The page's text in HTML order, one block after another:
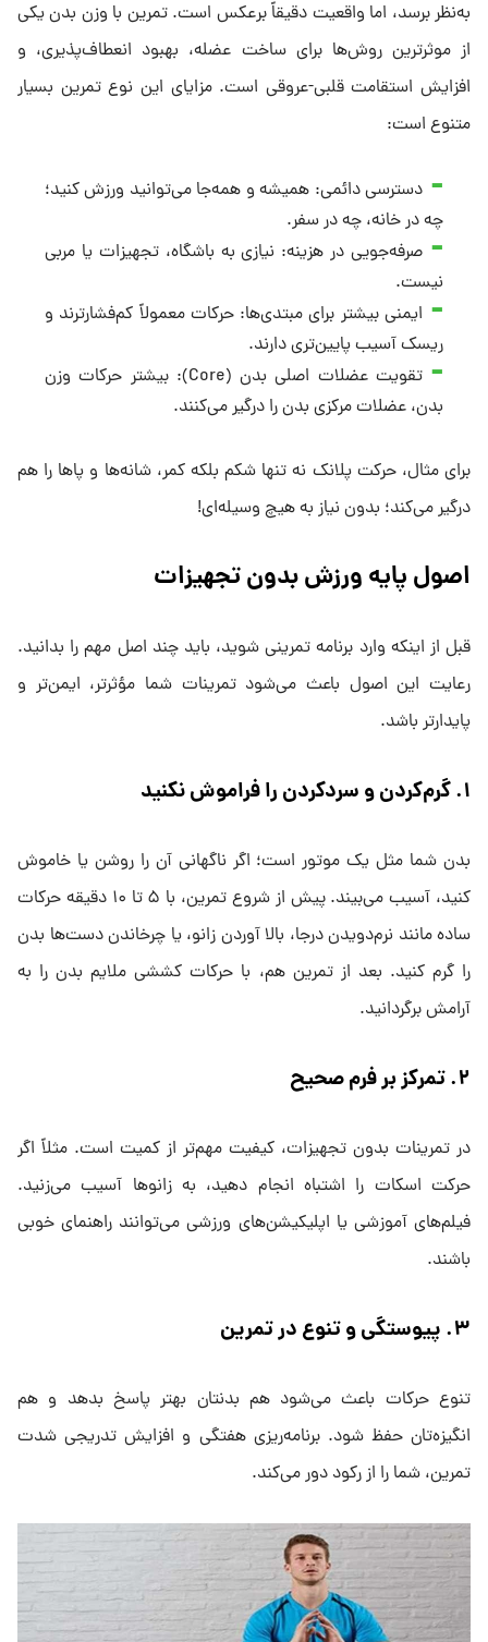
به‌نظر برسد، اما واقعیت دقیقاً برعکس است. تمرین با وزن بدن یکی
از موثرترین روش‌ها برای ساخت عضله، بهبود انعطاف‌پذیری، و
افزایش استقامت قلبی-عروقی است. مزایای این نوع تمرین بسیار
متنوع است:
دسترسی دائمی: همیشه و همه‌جا می‌توانید ورزش کنید؛
چه در خانه، چه در سفر.
صرفه‌جویی در هزینه: نیازی به باشگاه، تجهیزات یا مربی
نیست.
ایمنی بیشتر برای مبتدی‌ها: حرکات معمولاً کم‌فشارترند و
ریسک آسیب پایین‌تری دارند.
تقویت عضلات اصلی بدن (Core): بیشتر حرکات وزن
بدن، عضلات مرکزی بدن را درگیر می‌کنند.
برای مثال، حرکت پلانک نه تنها شکم بلکه کمر، شانه‌ها و پاها را هم
درگیر می‌کند؛ بدون نیاز به هیچ وسیله‌ای!
اصول پایه ورزش بدون تجهیزات
قبل از اینکه وارد برنامه تمرینی شوید، باید چند اصل مهم را بدانید.
رعایت این اصول باعث می‌شود تمرینات شما مؤثرتر، ایمن‌تر و
پایدارتر باشد.
۱. گرم‌کردن و سردکردن را فراموش نکنید
بدن شما مثل یک موتور است؛ اگر ناگهانی آن را روشن یا خاموش
کنید، آسیب می‌بیند. پیش از شروع تمرین، با ۵ تا ۱۰ دقیقه حرکات
ساده مانند نرم‌دویدن درجا، بالا آوردن زانو، یا چرخاندن دست‌ها بدن
را گرم کنید. بعد از تمرین هم، با حرکات کششی ملایم بدن را به
آرامش برگردانید.
۲. تمرکز بر فرم صحیح
در تمرینات بدون تجهیزات، کیفیت مهم‌تر از کمیت است. مثلاً اگر
حرکت اسکات را اشتباه انجام دهید، به زانوها آسیب می‌زنید.
فیلم‌های آموزشی یا اپلیکیشن‌های ورزشی می‌توانند راهنمای خوبی
باشند.
۳. پیوستگی و تنوع در تمرین
تنوع حرکات باعث می‌شود هم بدنتان بهتر پاسخ بدهد و هم
انگیزه‌تان حفظ شود. برنامه‌ریزی هفتگی و افزایش تدریجی شدت
تمرین، شما را از رکود دور می‌کند.